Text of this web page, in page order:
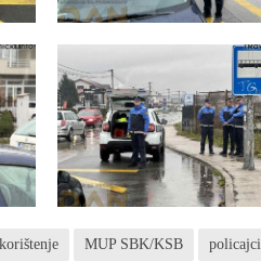
korištenje MUP SBK/KSB policajci